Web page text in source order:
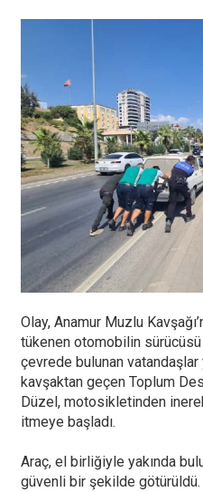
Olay, Anamur Muzlu
tükenen otomobilin sürücüsü
çevrede bulunan vatandaşlar
kavşaktan geçen Toplum
Düzel, motosikletinden
itmeye başladı.
Araç, el birliğiyle yakında
güvenli bir şekilde götürüldü.